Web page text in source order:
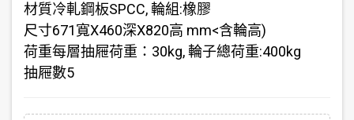
材質冷軋鋼板SPCC, 輪組:橡膠
尺寸671寬X460深X820高 mm<含輪高)
荷重每層抽屜荷重：30kg, 輪子總荷重:400kg
抽屜數5